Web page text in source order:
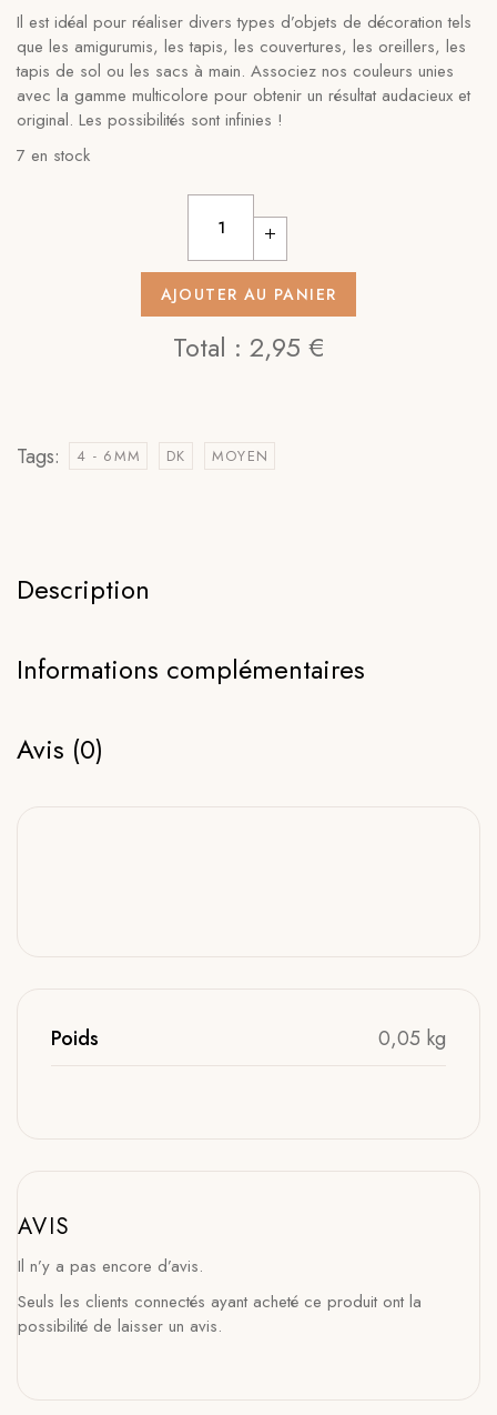
Il est idéal pour réaliser divers types d’objets de décoration tels
que les amigurumis, les tapis, les couvertures, les oreillers, les
tapis de sol ou les sacs à main. Associez nos couleurs unies
avec la gamme multicolore pour obtenir un résultat audacieux et
original. Les possibilités sont infinies !
7 en stock
AJOUTER AU PANIER
Total : 2,95 €
Tags: 4 - 6MM DK MOYEN
Description
Informations complémentaires
Avis (0)
Poids 0,05 kg
AVIS
Il n’y a pas encore d’avis.
Seuls les clients connectés ayant acheté ce produit ont la
possibilité de laisser un avis.